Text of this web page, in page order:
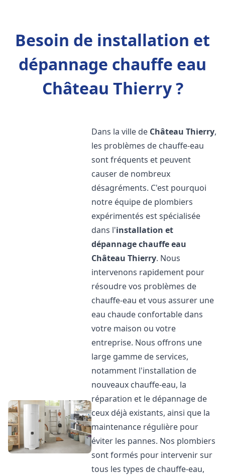
Besoin de installation et
dépannage chauffe eau
Château Thierry ?
Dans la ville de Château Thierry,
les problèmes de chauffe-eau
sont fréquents et peuvent
causer de nombreux
désagréments. C'est pourquoi
notre équipe de plombiers
expérimentés est spécialisée
dans l'installation et
dépannage chauffe eau
Château Thierry. Nous
intervenons rapidement pour
résoudre vos problèmes de
chauffe-eau et vous assurer une
eau chaude confortable dans
votre maison ou votre
entreprise. Nous offrons une
large gamme de services,
notamment l'installation de
nouveaux chauffe-eau, la
réparation et le dépannage de
ceux déjà existants, ainsi que la
maintenance régulière pour
éviter les pannes. Nos plombiers
sont formés pour intervenir sur
tous les types de chauffe-eau,